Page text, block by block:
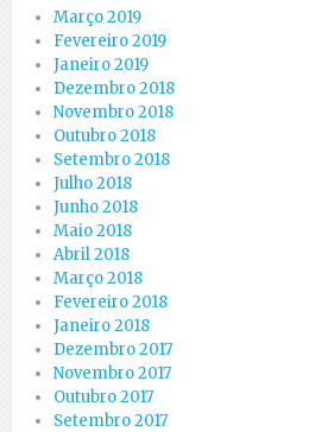
Março 2019
Fevereiro 2019
Janeiro 2019
Dezembro 2018
Novembro 2018
Outubro 2018
Setembro 2018
Julho 2018
Junho 2018
Maio 2018
Abril 2018
Março 2018
Fevereiro 2018
Janeiro 2018
Dezembro 2017
Novembro 2017
Outubro 2017
Setembro 2017